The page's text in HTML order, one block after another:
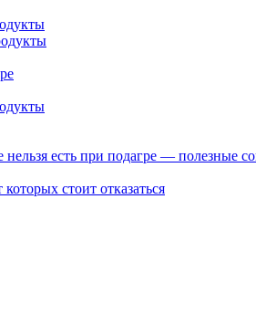
есть при подагре — полезные
стоит отказаться